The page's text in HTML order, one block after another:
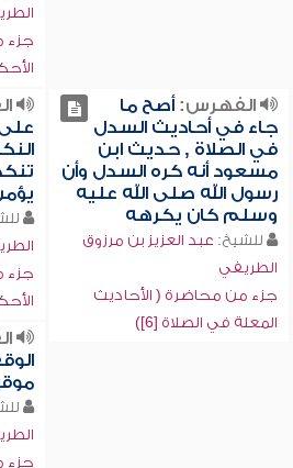
جزء
الفهرس:أصح ما
جاء في أحاديث السدل
في الصلاة , حديث ابن
مسعود أنه كره السدل وأن
رسول الله صلى الله عليه
وسلم كان يكرهه
للشيخ: عبد العزيز بن مرزوق
الطريفي
جزء من محاضرة ( الأحاديث
المعلة في الصلاة [6])
جزء
جزء